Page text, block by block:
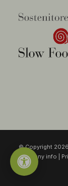
© Copyright
Company info